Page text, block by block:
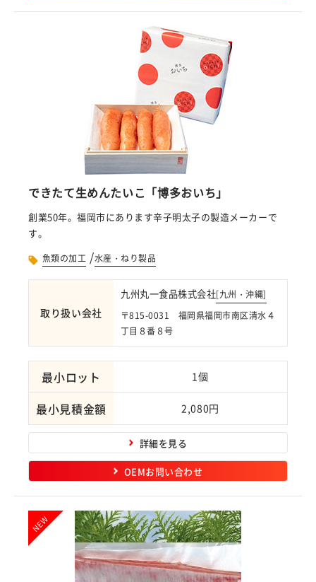
できたて生めんたいこ「博多おいち」
創業50年。福岡市にあります辛子明太子の製造メーカーで
す。
魚類の加工 /水産・ねり製品
取り扱い会社
九州丸一食品株式会社[九州・沖縄]
〒815-0031 福岡県福岡市南区清水４
丁目８番８号
最小ロット 1個
最小見積金額 2,080円
詳細を見る
OEMお問い合わせ